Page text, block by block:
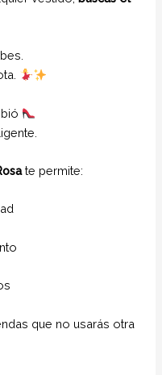
te permite:
que no usarás otra